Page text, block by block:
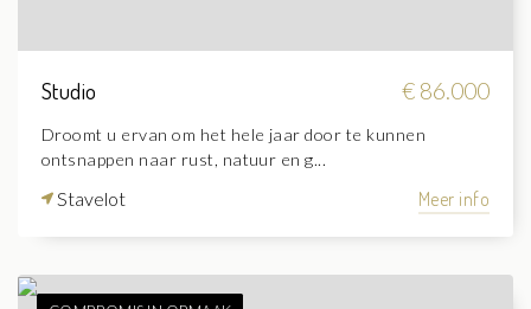
Studio € 86.000
Droomt u ervan om het hele jaar door te kunnen
ontsnappen naar rust, natuur en g...
Stavelot Meer info